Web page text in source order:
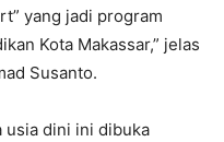
yang jadi program
Kota Makassar,” jelas
Susanto.
usia dini ini dibuka